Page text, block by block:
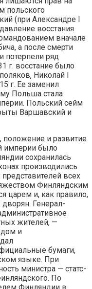
польского
(при Александре I
восстания
вначале
а после смерти
потерпели ряд
г. восстание было
Николай I
г. Ее заменил
Польша стала
Польский сейм
Варшавский и
положение и развитие
империи было
сохранилась
производились
всех
Финляндским
царем и, как правило,
Генерал-
жителей, —
и
бумаги,
языке. При
министра — статс-
По